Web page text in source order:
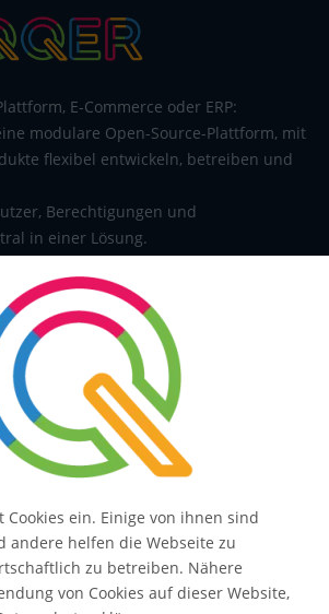
E-Commerce oder ERP:
modulare Open-Source-Plattform, mit
flexibel entwickeln, betreiben und
Berechtigungen und
in einer Lösung.
Cookies ein. Einige von ihnen sind
andere helfen die Webseite zu
zu betreiben. Nähere
von Cookies auf dieser Website,